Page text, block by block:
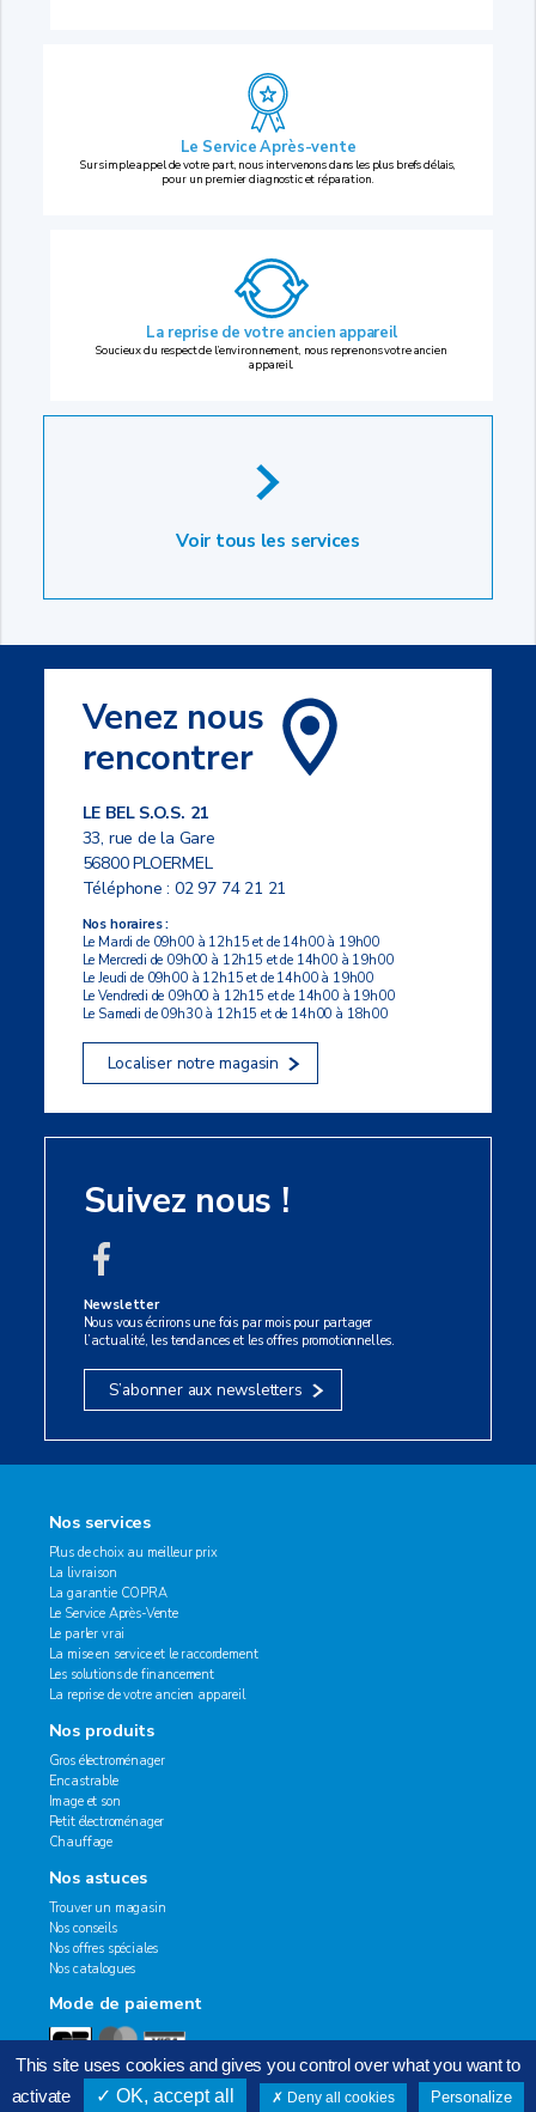
Le Service Après-vente
Sur simple appel de votre part, nous intervenons dans les plus brefs délais,
pour un premier diagnostic et réparation.
La reprise de votre ancien appareil
Soucieux du respect de l’environnement, nous reprenons votre ancien
appareil.
Voir tous les services
Venez nous
rencontrer
LE BEL S.O.S. 21
33, rue de la Gare
56800 PLOERMEL
Téléphone :02 97 74 21 21
Nos horaires :
Le Mardi de 09h00 à 12h15 et de 14h00 à 19h00
Le Mercredi de 09h00 à 12h15 et de 14h00 à 19h00
Le Jeudi de 09h00 à 12h15 et de 14h00 à 19h00
Le Vendredi de 09h00 à 12h15 et de 14h00 à 19h00
Le Samedi de 09h30 à 12h15 et de 14h00 à 18h00
Localiser notre magasin
Suivez nous !
Newsletter
Nous vous écrirons une fois par mois pour partager
l’actualité, les tendances et les offres promotionnelles.
S’abonner aux newsletters
Nos services
Plus de choix au meilleur prix
La livraison
La garantie COPRA
Le Service Après-Vente
Le parler vrai
La mise en service et le raccordement
Les solutions de financement
La reprise de votre ancien appareil
Nos produits
Gros électroménager
Encastrable
Image et son
Petit électroménager
Chauffage
Nos astuces
Trouver un magasin
Nos conseils
Nos offres spéciales
Nos catalogues
Mode de paiement
This site uses cookies and gives you control over what you want to
activate
OK, accept all Deny all cookies Personalize